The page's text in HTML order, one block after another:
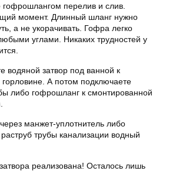
перелив и слив.
момент. Длинный шланг нужно
а не укорачивать. Гофра легко
углами. Никаких трудностей у
водяной затвор под ванной к
А потом подключаете
либо гофрошланг к смонтированной
манжет-уплотнитель либо
раструб трубы канализации водный
реализована! Осталось лишь